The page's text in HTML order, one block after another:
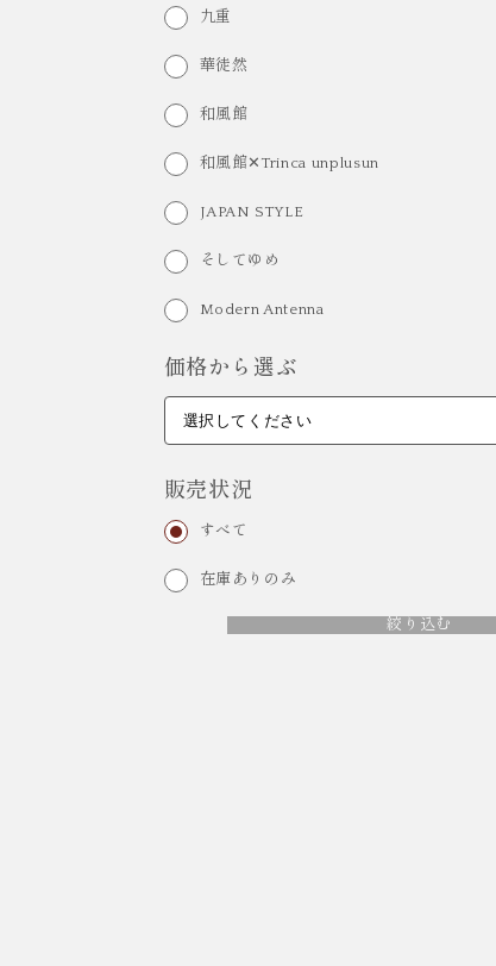
九重
華徒然
和風館
和風館✕Trinca unplusun
JAPAN STYLE
そしてゆめ
Modern Antenna
価格から選ぶ
販売状況
すべて
在庫ありのみ
絞り込む